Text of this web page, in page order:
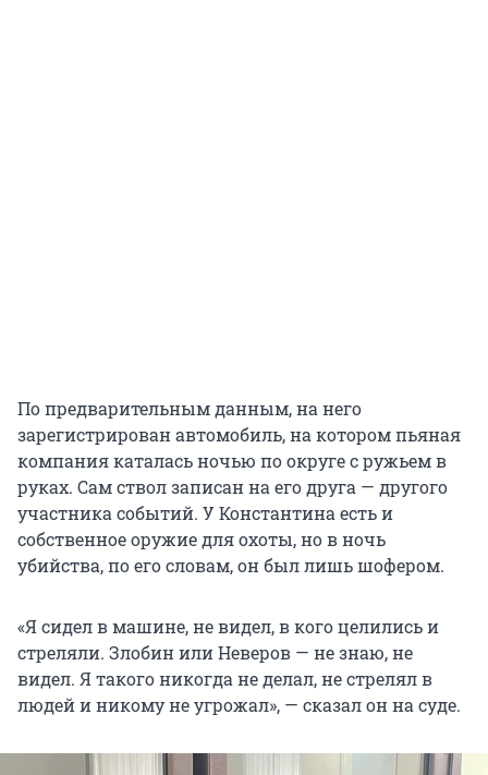
По предварительным данным, на него
зарегистрирован автомобиль, на котором пьяная
компания каталась ночью по округе с ружьем в
руках. Сам ствол записан на его друга — другого
участника событий. У Константина есть и
собственное оружие для охоты, но в ночь
убийства, по его словам, он был лишь шофером.
«Я сидел в машине, не видел, в кого целились и
стреляли. Злобин или Неверов — не знаю, не
видел. Я такого никогда не делал, не стрелял в
людей и никому не угрожал», — сказал он на суде.